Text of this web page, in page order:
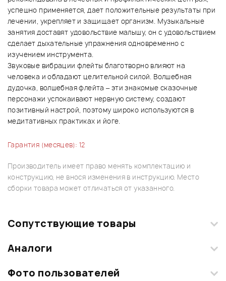
успешно применяется, дает положительные результаты при
лечении, укрепляет и защищает организм. Музыкальные
занятия доставят удовольствие малышу, он с удовольствием
сделает дыхательные упражнения одновременно с
изучением инструмента.
Звуковые вибрации флейты благотворно влияют на
человека и обладают целительной силой. Волшебная
дудочка, волшебная флейта – эти знакомые сказочные
персонажи успокаивают нервную систему, создают
позитивный настрой, поэтому широко используются в
медитативных практиках и йоге.
Гарантия (месяцев): 12
Производитель имеет право менять комплектацию и
конструкцию, не внося изменения в инструкцию. Место
сборки товара может отличаться от указанного.
Сопутствующие товары
Аналоги
Фото пользователей